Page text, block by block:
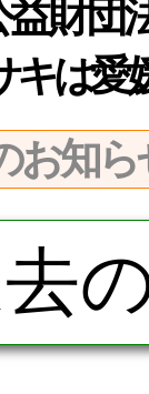
財団
は愛
お知ら